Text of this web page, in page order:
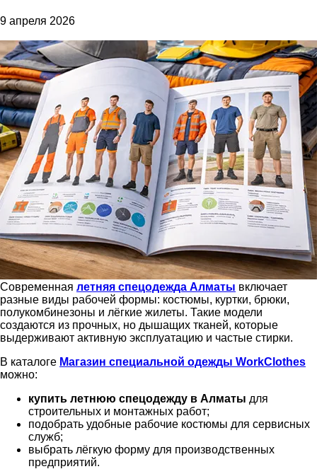
9 апреля 2026
Современная летняя спецодежда Алматы включает
разные виды рабочей формы: костюмы, куртки, брюки,
полукомбинезоны и лёгкие жилеты. Такие модели
создаются из прочных, но дышащих тканей, которые
выдерживают активную эксплуатацию и частые стирки.
В каталоге Магазин специальной одежды WorkClothes
можно:
купить летнюю спецодежду в Алматы для
строительных и монтажных работ;
подобрать удобные рабочие костюмы для сервисных
служб;
выбрать лёгкую форму для производственных
предприятий.